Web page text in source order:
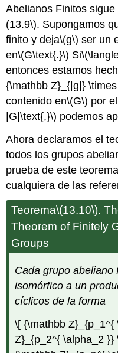
Abelianos Finitos
(13.9\). Supongamos
finito y deja\(g\) ser un
en\(G\text{.}\) Si
entonces estamos
{\mathbb Z}_{|g|}
contenido en\(G\) por
|G|\text{,}\) podemos
Ahora declaramos el
todos los grupos
prueba de este
cualquiera de las
Teorema\(13.10\).
Theorem of Finitely
Groups
Cada grupo abeliano
isomórfico a un
cíclicos de la forma
\[ {\mathbb
Z}_{p_2^{ \alpha_2